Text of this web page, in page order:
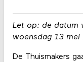
Let op: de datum
woensdag 13 mei
De Thuismakers